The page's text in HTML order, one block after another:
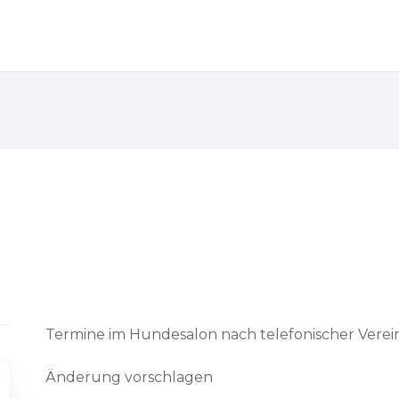
Termine im Hundesalon nach telefonischer
Änderung vorschlagen